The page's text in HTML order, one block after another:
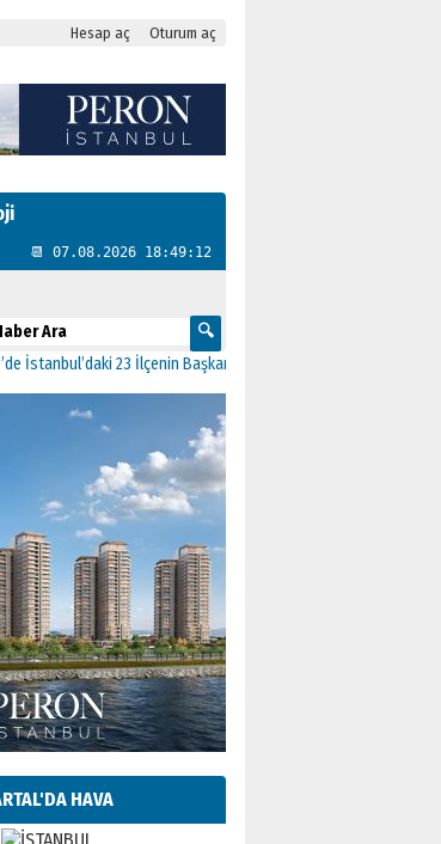
Hesap aç Oturum aç
📆 07.08.2026 18:49:13
23 İlçenin Başkanları Belli Oldu
HAVA